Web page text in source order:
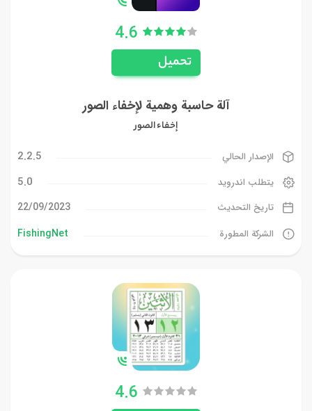
4.6
تحميل
آلة حاسبة وهمية لإخفاء الصور
إخفاء الصور
الإصدار الحالي 2.2.5
يتطلب اندرويد 5.0
تاريخ التحديث 22/09/2023
الشركة المطورة FishingNet
4.6